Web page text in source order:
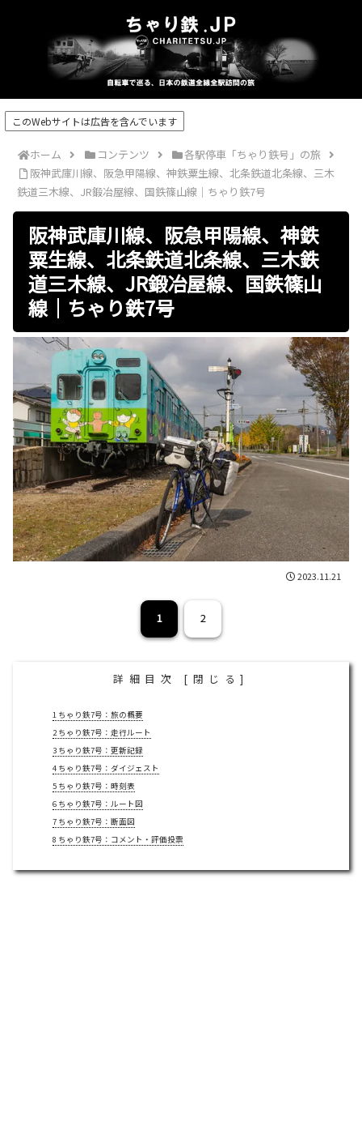
このWebサイトは広告を含んでいます
ホーム コンテンツ
各駅停車「ちゃり鉄号」の旅
阪神武庫川線、阪急甲陽線、神鉄粟生線、北条鉄道北条線、三木
鉄道三木線、JR鍛冶屋線、国鉄篠山線｜ちゃり鉄7号
阪神武庫川線、阪急甲陽線、神鉄
粟生線、北条鉄道北条線、三木鉄
道三木線、JR鍛冶屋線、国鉄篠山
線｜ちゃり鉄7号
2023.11.21
1 2
詳細目次 [ 閉じる]
1ちゃり鉄7号：旅の概要
2ちゃり鉄7号：走行ルート
3ちゃり鉄7号：更新記録
4ちゃり鉄7号：ダイジェスト
5ちゃり鉄7号：時刻表
6ちゃり鉄7号：ルート図
7ちゃり鉄7号：断面図
8 ちゃり鉄7号：コメント・評価投票